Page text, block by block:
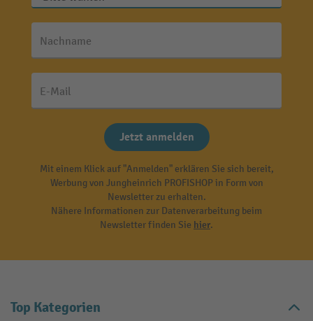
Nachname
E-Mail
Jetzt anmelden
Mit einem Klick auf "Anmelden" erklären Sie sich bereit,
Werbung von Jungheinrich PROFISHOP in Form von
Newsletter zu erhalten.
Nähere Informationen zur Datenverarbeitung beim
Newsletter finden Sie hier.
Top Kategorien